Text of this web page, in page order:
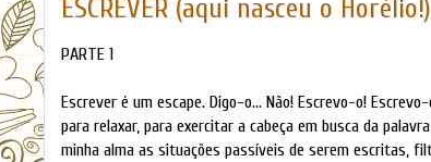
ESCREVER (aqui nasceu o Horélio!)
PARTE 1
Escrever é um escape. Digo-o... Não! Escrevo-o!
para relaxar, para exercitar a cabeça em busca da
minha alma as situações passíveis de serem escritas,